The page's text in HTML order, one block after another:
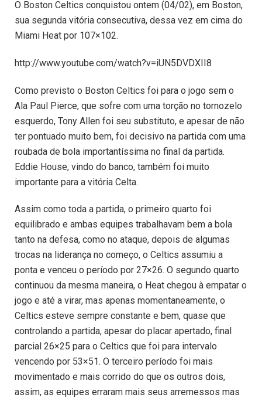
O Boston Celtics conquistou ontem (04/02), em Boston,
sua segunda vitória consecutiva, dessa vez em cima do
Miami Heat por 107×102.
http://www.youtube.com/watch?v=iUN5DVDXII8
Como previsto o Boston Celtics foi para o jogo sem o
Ala Paul Pierce, que sofre com uma torção no tornozelo
esquerdo, Tony Allen foi seu substituto, e apesar de não
ter pontuado muito bem, foi decisivo na partida com uma
roubada de bola importantíssima no final da partida.
Eddie House, vindo do banco, também foi muito
importante para a vitória Celta.
Assim como toda a partida, o primeiro quarto foi
equilibrado e ambas equipes trabalhavam bem a bola
tanto na defesa, como no ataque, depois de algumas
trocas na liderança no começo, o Celtics assumiu a
ponta e venceu o período por 27×26. O segundo quarto
continuou da mesma maneira, o Heat chegou à empatar o
jogo e até a virar, mas apenas momentaneamente, o
Celtics esteve sempre constante e bem, quase que
controlando a partida, apesar do placar apertado, final
parcial 26×25 para o Celtics que foi para intervalo
vencendo por 53×51. O terceiro período foi mais
movimentado e mais corrido do que os outros dois,
assim, as equipes erraram mais seus arremessos mas